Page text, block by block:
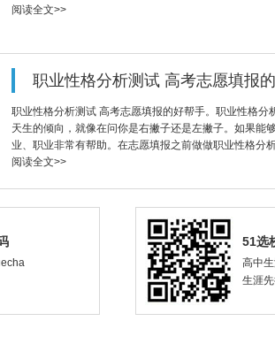
阅读全文>>
职业性格分析测试 高考志愿填报
职业性格分析测试 高考志愿填报的好帮手。职业性格
天生的倾向，就像在问你是右撇子还是左撇子。如果能
业、职业非常有帮助。在志愿填报之前做做职业性格分
阅读全文>>
51选
高中
生涯